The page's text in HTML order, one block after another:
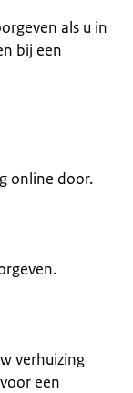
als u in
bij een
online door.
verhuizing
een